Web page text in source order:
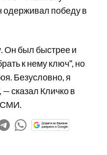
одерживал победу в
Он был быстрее и
к нему ключ", но
Безусловно, я
сказал Кличко в
СМИ.